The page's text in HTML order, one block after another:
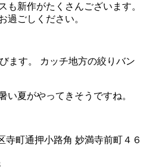
も新作がたくさんございます。
過ごしください。
ます。
カッチ地方の絞りバン
い夏がやってきそうですね。
寺町通押小路角 妙満寺前町４６